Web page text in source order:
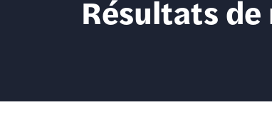
Résultats de